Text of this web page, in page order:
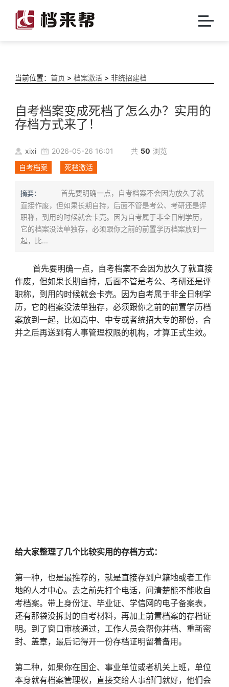
当前位置： 首页 > 档案激活> 非统招建档
自考档案变成死档了怎么办？实用的
存档方式来了！
xixi 2026-05-26 16:01 共 50 浏览
自考档案
死档激活
摘要：
首先要明确一点，自考档案不会因为放久了就
直接作废，但如果长期自持，后面不管是考公、考研还是评
职称，到用的时候就会卡壳。因为自考属于非全日制学历，
它的档案没法单独存，必须跟你之前的前置学历档案放到一
起，比...
首先要明确一点，自考档案不会因为放久了就直接
作废，但如果长期自持，后面不管是考公、考研还是评
职称，到用的时候就会卡壳。因为自考属于非全日制学
历，它的档案没法单独存，必须跟你之前的前置学历档
案放到一起，比如高中、中专或者统招大专的那份，合
并之后再送到有人事管理权限的机构，才算正式生效。
给大家整理了几个比较实用的存档方式：
第一种，也是最推荐的，就是直接存到户籍地或者工作
地的人才中心。去之前先打个电话，问清楚能不能收自
考档案。带上身份证、毕业证、学信网的电子备案表，
还有那袋没拆封的自考材料，再加上前置档案的存档证
明。到了窗口审核通过，工作人员会帮你并档、重新密
封、盖章，最后记得开一份存档证明留着备用。
第二种，如果你在国企、事业单位或者机关上班，单位
本身就有档案管理权，直接交给人事部门就好，他们会